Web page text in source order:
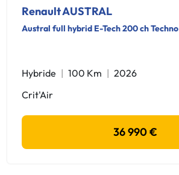
Renault AUSTRAL
Austral full hybrid E-Tech 200 ch Techno
Hybride 100 Km
2026
Crit'Air
36 990 €